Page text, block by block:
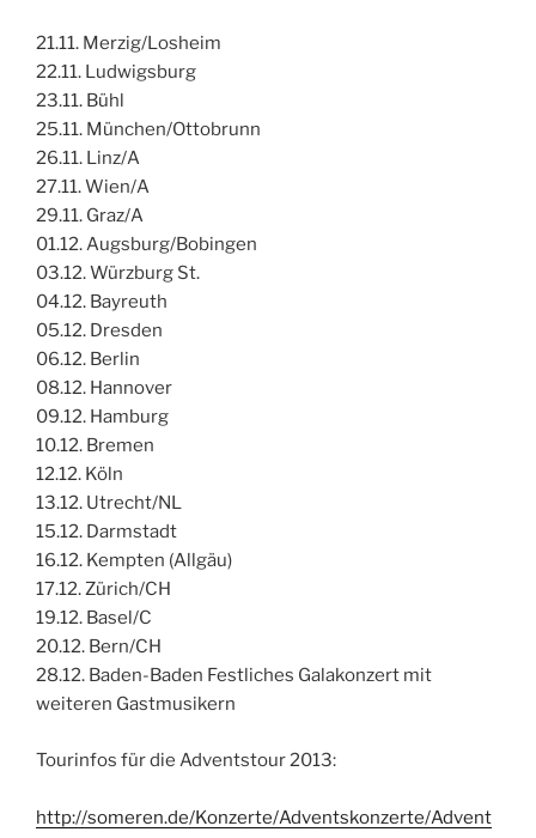
21.11. Merzig/Losheim
22.11. Ludwigsburg
23.11. Bühl
25.11. München/Ottobrunn
26.11. Linz/A
27.11. Wien/A
29.11. Graz/A
01.12. Augsburg/Bobingen
03.12. Würzburg St.
04.12. Bayreuth
05.12. Dresden
06.12. Berlin
08.12. Hannover
09.12. Hamburg
10.12. Bremen
12.12. Köln
13.12. Utrecht/NL
15.12. Darmstadt
16.12. Kempten (Allgäu)
17.12. Zürich/CH
19.12. Basel/C
20.12. Bern/CH
28.12. Baden-Baden Festliches Galakonzert mit
weiteren Gastmusikern
Tourinfos für die Adventstour 2013:
http://someren.de/Konzerte/Adventskonzerte/Advent